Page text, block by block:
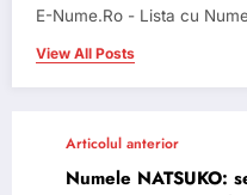
E-Nume.Ro - Lista cu
View All Posts
Articolul anterior
Numele NATSUKO: